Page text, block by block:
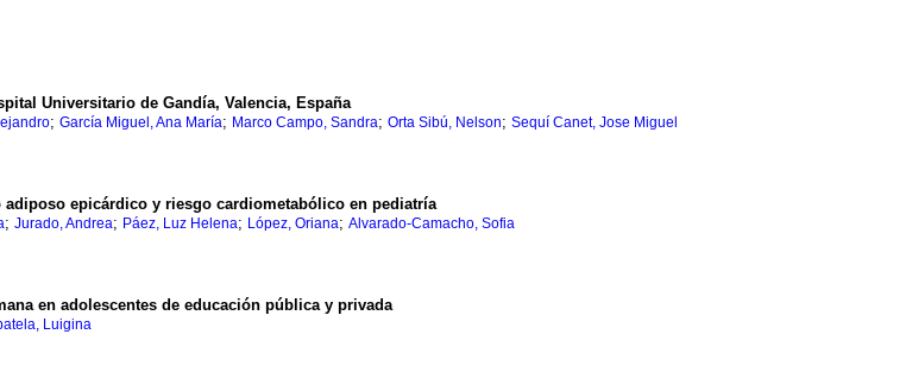
Universitario de Gandía, Valencia, España
; García Miguel, Ana María; Marco Campo, Sandra; Orta Sibú, Nelson; Sequí Canet, Jose Miguel
epicárdico y riesgo cardiometabólico en pediatría
; Jurado, Andrea; Páez, Luz Helena; López, Oriana; Alvarado-Camacho, Sofia
en adolescentes de educación pública y privada
Luigina